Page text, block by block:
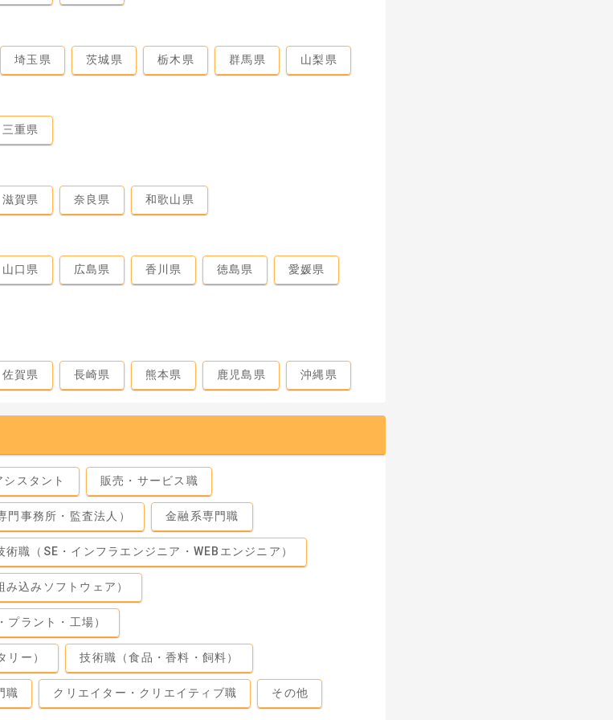
埼玉県 茨城県 栃木県 群馬県 山梨県
三重県
滋賀県 奈良県 和歌山県
山口県 広島県 香川県 徳島県 愛媛県
佐賀県 長崎県 熊本県 鹿児島県 沖縄県
スタント 販売・サービス職
事務所・監査法人） 金融系専門職
術職（SE・インフラエンジニア・WEBエンジニア）
み込みソフトウェア）
ラント・工場）
リー） 技術職（食品・香料・飼料）
職 クリエイター・クリエイティブ職 その他